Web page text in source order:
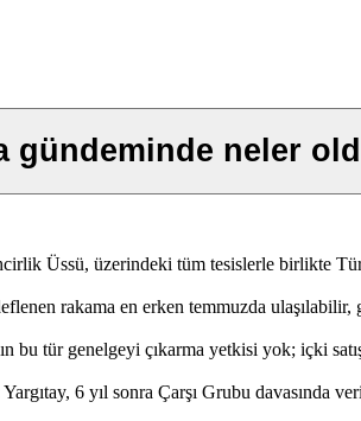
gündeminde neler
Üssü, üzerindeki tüm tesislerle birlikte
rakama en erken temmuzda ulaşılabilir,
bu tür genelgeyi çıkarma yetkisi yok; içki
6 yıl sonra Çarşı Grubu davasında